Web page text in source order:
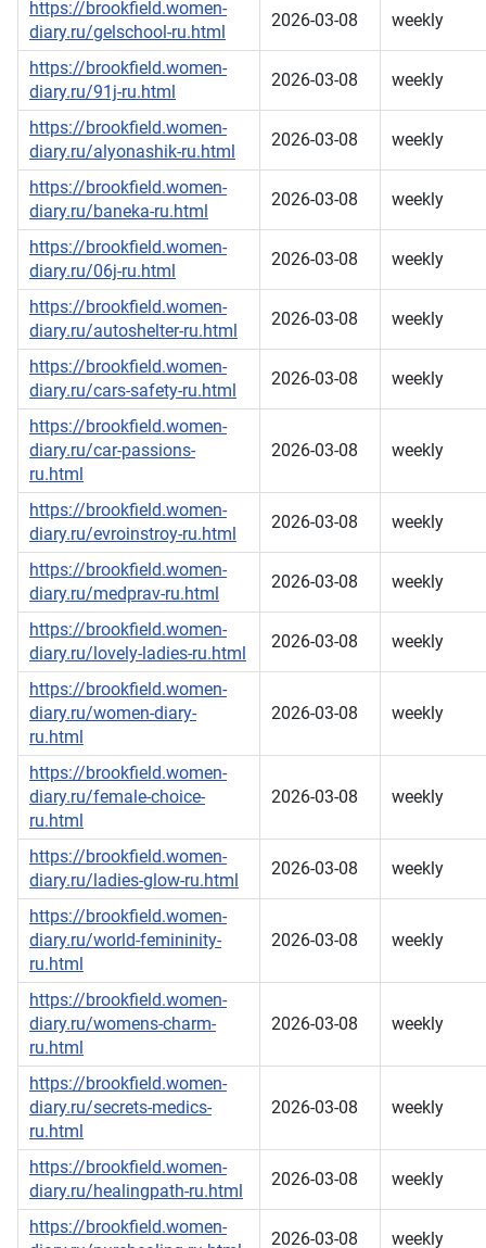
https://brookfield.women-
diary.ru/gelschool-ru.html
2026-03-08 weekly
https://brookfield.women-
diary.ru/91j-ru.html
2026-03-08 weekly
https://brookfield.women-
diary.ru/alyonashik-ru.html
2026-03-08 weekly
https://brookfield.women-
diary.ru/baneka-ru.html
2026-03-08 weekly
https://brookfield.women-
diary.ru/06j-ru.html
2026-03-08 weekly
https://brookfield.women-
diary.ru/autoshelter-ru.html
2026-03-08 weekly
https://brookfield.women-
diary.ru/cars-safety-ru.html
2026-03-08 weekly
https://brookfield.women-
diary.ru/car-passions-
ru.html
2026-03-08 weekly
https://brookfield.women-
diary.ru/evroinstroy-ru.html
2026-03-08 weekly
https://brookfield.women-
diary.ru/medprav-ru.html
2026-03-08 weekly
https://brookfield.women-
diary.ru/lovely-ladies-ru.html
2026-03-08 weekly
https://brookfield.women-
diary.ru/women-diary-
ru.html
2026-03-08 weekly
https://brookfield.women-
diary.ru/female-choice-
ru.html
2026-03-08 weekly
https://brookfield.women-
diary.ru/ladies-glow-ru.html
2026-03-08 weekly
https://brookfield.women-
diary.ru/world-femininity-
ru.html
2026-03-08 weekly
https://brookfield.women-
diary.ru/womens-charm-
ru.html
2026-03-08 weekly
https://brookfield.women-
diary.ru/secrets-medics-
ru.html
2026-03-08 weekly
https://brookfield.women-
diary.ru/healingpath-ru.html
2026-03-08 weekly
https://brookfield.women-
2026-03-08 weekly